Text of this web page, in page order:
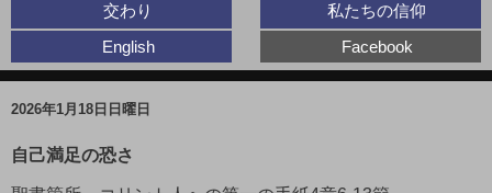
交わり
私たちの信仰
English
Facebook
2026年1月18日日曜日
自己満足の恐さ